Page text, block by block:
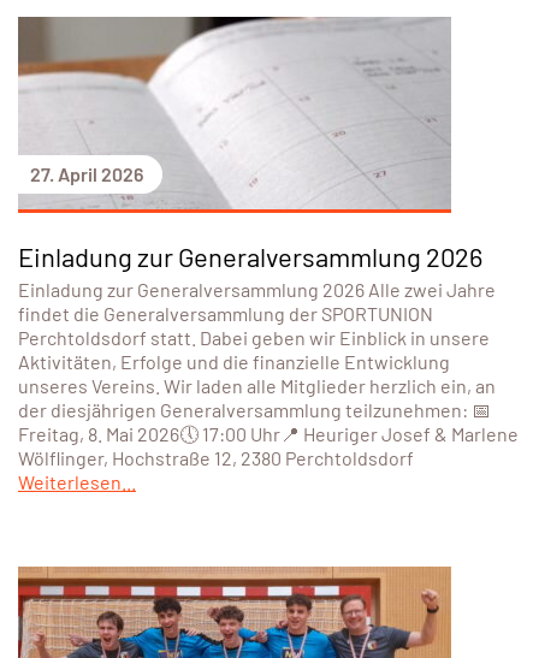
27. April 2026
Einladung zur Generalversammlung 2026
Einladung zur Generalversammlung 2026 Alle zwei Jahre
findet die Generalversammlung der SPORTUNION
Perchtoldsdorf statt. Dabei geben wir Einblick in unsere
Aktivitäten, Erfolge und die finanzielle Entwicklung
unseres Vereins. Wir laden alle Mitglieder herzlich ein, an
der diesjährigen Generalversammlung teilzunehmen: 📅
Freitag, 8. Mai 2026🕔 17:00 Uhr📍 Heuriger Josef & Marlene
Wölflinger, Hochstraße 12, 2380 Perchtoldsdorf
Weiterlesen...